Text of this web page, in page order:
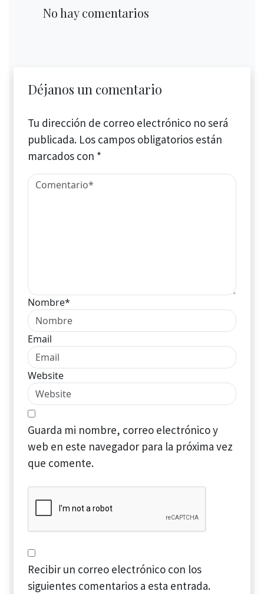
No hay comentarios
Déjanos un comentario
Tu dirección de correo electrónico no será
publicada. Los campos obligatorios están
marcados con *
Nombre*
Email
Website
Guarda mi nombre, correo electrónico y
web en este navegador para la próxima vez
que comente.
Recibir un correo electrónico con los
siguientes comentarios a esta entrada.